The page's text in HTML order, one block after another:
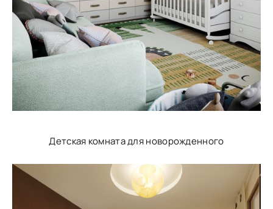
Детская комната для новорожденного